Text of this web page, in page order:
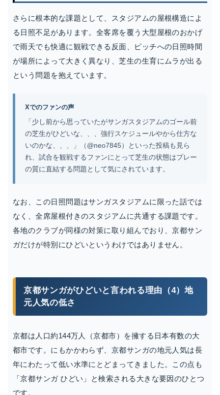
さらに根本的な課題として、スタジアムの屋根構造によ
る日照不足があります。全客席を覆う大型屋根のおかげ
で雨天でも快適に観戦できる反面、ピッチへの日照時間
が場所によって大きく異なり、芝生の生育にムラが出る
という問題を抱えています。
Xでのファンの声
「少し前から思っていたがサンガスタジアムのゴール前
の芝生がひどいな、、、強行スケジュールやから仕方な
いのかな、、、」（@neo7845）といった投稿も見ら
れ、試合を観戦するファンにとって芝生の状態はプレー
の質に直結する問題として気にされています。
なお、この日照問題はサンガスタジアムに限った話では
なく、全席屋根付きのスタジアムに共通する課題です。
各地のクラブが同様の対策に取り組んでおり、京都サン
ガだけが特別にひどいというわけではありません。
京都サンガがひどいと言われる理由（4）地
元人気の低さ
京都は人口約144万人（京都市）を擁する日本有数の大
都市です。にもかかわらず、京都サンガの地元人気は長
年にわたって低い水準にとどまってきました。この点も
「京都サンガ ひどい」と検索される大きな要因のひとつ
です。